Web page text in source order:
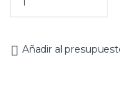
Añadir al